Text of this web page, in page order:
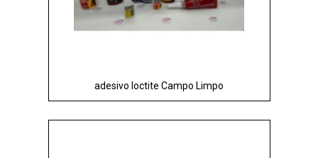
adesivo loctite Campo Limpo